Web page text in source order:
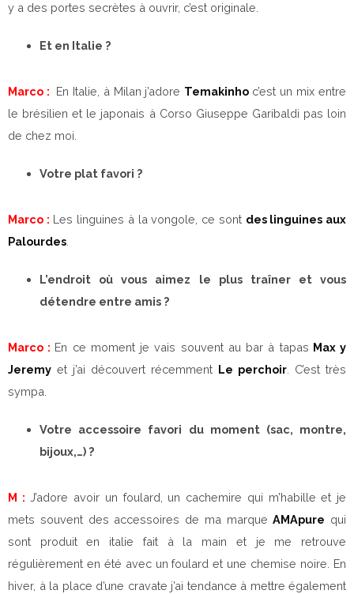
y a des portes secrètes à ouvrir, c’est originale.
Et en Italie ?
Marco : En Italie, à Milan j’adore Temakinho c’est un mix entre
le brésilien et le japonais à Corso Giuseppe Garibaldi pas loin
de chez moi.
Votre plat favori ?
Marco : Les linguines à la vongole, ce sont des linguines aux
Palourdes
L’endroit où vous aimez le plus traîner et vous
détendre entre amis ?
Marco : En ce moment je vais souvent au bar à tapas Max y
Jeremy et j’ai découvert récemment Le perchoir . C’est très
sympa.
Votre accessoire favori du moment (sac, montre,
bijoux,…) ?
M : J’adore avoir un foulard, un cachemire qui m’habille et je
mets souvent des accessoires de ma marqueAMApure qui
sont produit en italie fait à la main et je me retrouve
régulièrement en été avec un foulard et une chemise noire. En
hiver, à la place d’une cravate j’ai tendance à mettre également